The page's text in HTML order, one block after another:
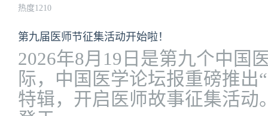
热度1210
第九届医师节征集活动开始啦！
2026年8月19日是第九个中国
际，中国医学论坛报重磅推出
特辑，开启医师故事征集活动